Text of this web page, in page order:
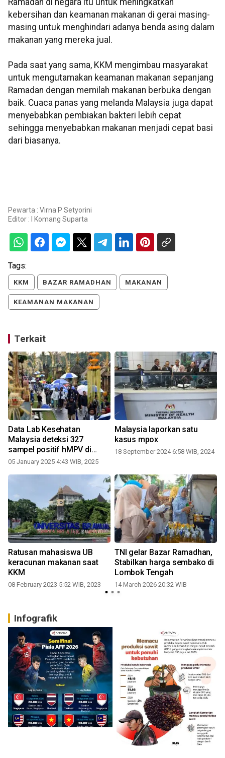
Ramadan di negara itu untuk meningkatkan
kebersihan dan keamanan makanan di gerai masing-
masing untuk menghindari adanya benda asing dalam
makanan yang mereka jual.
Pada saat yang sama, KKM mengimbau masyarakat
untuk mengutamakan keamanan makanan sepanjang
Ramadan dengan memilah makanan berbuka dengan
baik. Cuaca panas yang melanda Malaysia juga dapat
menyebabkan pembiakan bakteri lebih cepat
sehingga menyebabkan makanan menjadi cepat basi
dari biasanya.
Pewarta : Virna P Setyorini
Editor :
I Komang Suparta
Tags:
KKM BAZAR RAMADHAN MAKANAN
KEAMANAN MAKANAN
Terkait
Data Lab Kesehatan
Malaysia deteksi 327
sampel positif hMPV di
2024
05 January 2025 4:43 WIB, 2025
Malaysia laporkan satu
kasus mpox
18 September 2024 6:58 WIB, 2024
Ratusan mahasiswa UB
keracunan makanan saat
KKM
08 February 2023 5:52 WIB, 2023
TNI gelar Bazar Ramadhan,
Stabilkan harga sembako di
Lombok Tengah
14 March 2026 20:32 WIB
Infografik